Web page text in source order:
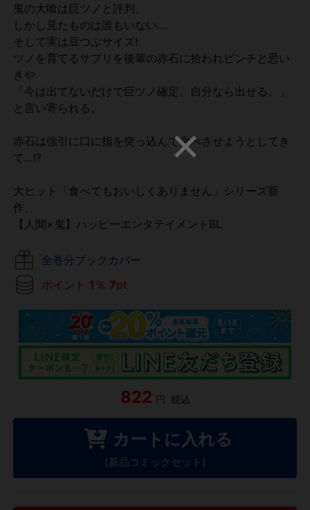
鬼の大喰は巨ツノと評判。
しかし見たものは誰もいない…
そして実は豆つぶサイズ!
ツノを育てるサプリを後輩の赤石に拾われピンチと思い
きや
「今は出てないだけで巨ツノ確定。自分なら出せる。」
と言い寄られる。
赤石は強引に口に指を突っ込んで食べさせようとしてき
て…!?
大ヒット「食べてもおいしくありません」シリーズ新
作、
【人間×鬼】ハッピーエンタテイメントBL
全巻分ブックカバー
ポイント 1 ％ 7pt
822 円 税込
カートに入れる
(新品コミックセット)